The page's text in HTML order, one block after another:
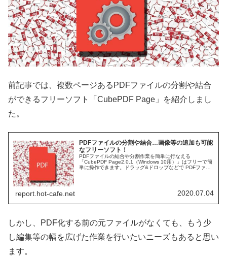
前記事では、複数ページあるPDFファイルの分割や結合
ができるフリーソフト「CubePDF Page」を紹介しまし
た。
PDFファイルの分割や結合…画像等の追加も可能
なフリーソフト！
PDFファイルの結合や分割作業を簡単に行なえる
「CubePDF Page2.0.1（Windows 10用）」はフリーで簡
単に操作できます。ドラッグ&ドロップなどで PDFファイ
report.hot-cafe.net 2020.07.04
しかし、PDF化する前の元ファイルがなくても、もう少
し編集等の幅を広げた作業を行いたいニーズもあると思い
ます。